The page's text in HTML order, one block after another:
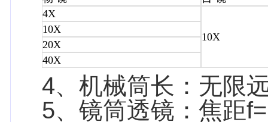
4X
10X
10X
20X
40X
4、机械筒长：无限
5、镜筒透镜：焦距